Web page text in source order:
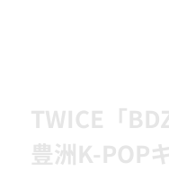
TWICE「BDZ
豊洲K-POP